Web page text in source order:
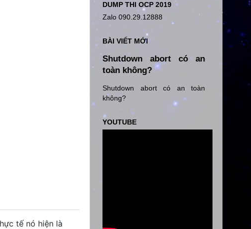
tế nó hiện là
DUMP THI OCP 2019
Zalo 090.29.12888
BÀI VIẾT MỚI
Shutdown abort có an
toàn không?
Shutdown abort có an toàn
không?
YOUTUBE